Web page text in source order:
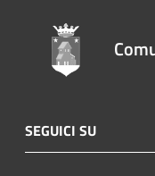
SEGUICI SU